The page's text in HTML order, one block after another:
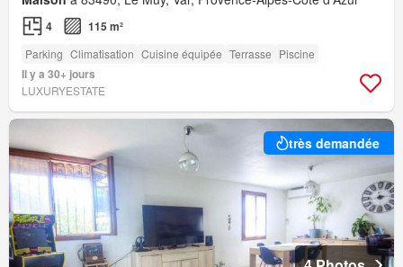
4 115 m²
Parking Climatisation Cuisine équipée Terrasse Piscine
Il y a 30+ jours
LUXURYESTATE
très demandée